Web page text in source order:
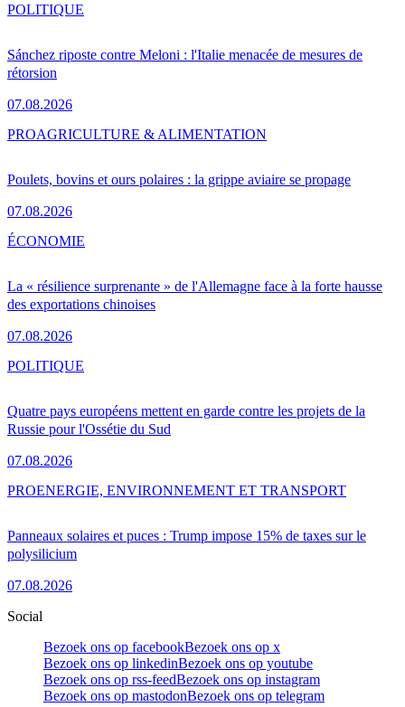
Sánchez riposte contre Meloni : l'Italie menacée de mesures de
rétorsion
07.08.2026
POLITIQUE
Poulets, bovins et ours polaires : la grippe aviaire se propage
07.08.2026
PROAGRICULTURE & ALIMENTATION
La « résilience surprenante » de l'Allemagne face à la forte hausse
des exportations chinoises
07.08.2026
ÉCONOMIE
Quatre pays européens mettent en garde contre les projets de la
Russie pour l'Ossétie du Sud
07.08.2026
POLITIQUE
Panneaux solaires et puces : Trump impose 15% de taxes sur le
polysilicium
07.08.2026
PROENERGIE, ENVIRONNEMENT ET TRANSPORT
Social
Bezoek ons op facebookBezoek ons op x
Bezoek ons op linkedinBezoek ons op youtube
Bezoek ons op rss-feedBezoek ons op instagram
Bezoek ons op mastodonBezoek ons op telegram